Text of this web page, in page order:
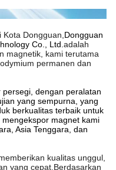
Dongguan, Dongguan
Co., Ltd. adalah
magnetik, kami terutama
permanen dan
dengan peralatan
yang sempurna, yang
berkualitas terbaik untuk
magnet kami
Asia Tenggara, dan
kualitas unggul,
yang cepat.Berdasarkan